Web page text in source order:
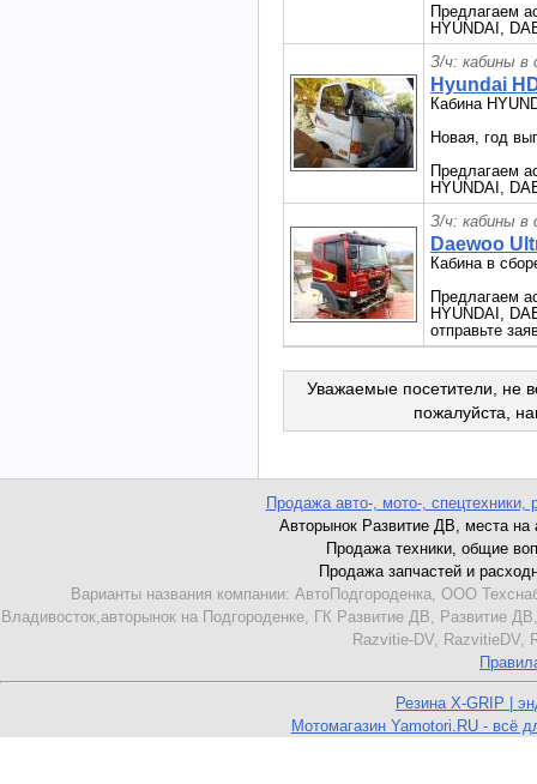
Предлагаем
HYUNDAI,
З/ч: кабины в
Hyundai
Кабина
Новая, год
Предлагаем
HYUNDAI,
З/ч: кабины в
Daewoo
Кабина в
Предлагаем
HYUNDAI,
отправьте
Уважаемые посетители, не
пожалуйста,
Продажа авто-, мото-, спецтехники,
Авторынок Развитие ДВ, места на
Продажа техники, общие
Продажа запчастей и
Варианты названия компании: АвтоПодгороденка, ООО
Владивосток,авторынок на Подгороденке, ГК Развитие ДВ,
Razvitie-DV, RazvitieDV,
Резина X-GRIP |
Мотомагазин Yamotori.RU - всё